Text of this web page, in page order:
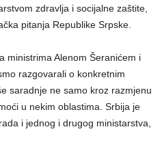
zdravlja i socijalne zaštite,
pitanja Republike Srpske.
ministrima Alenom Šeranićem i
razgovarali o konkretnim
saradnje ne samo kroz razmjenu
u nekim oblastima. Srbija je
i jednog i drugog ministarstva,